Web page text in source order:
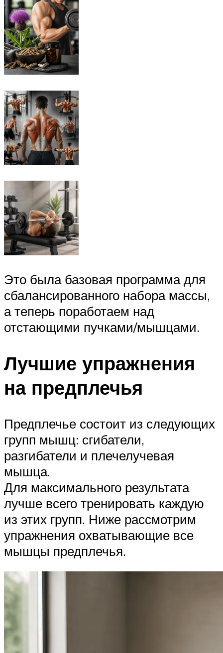
Это была базовая программа для
сбалансированного набора массы,
а теперь поработаем над
отстающими пучками/мышцами.
Лучшие упражнения
на предплечья
Предплечье состоит из следующих
групп мышц: сгибатели,
разгибатели и плечелучевая
мышца.
Для максимального результата
лучше всего тренировать каждую
из этих групп. Ниже рассмотрим
упражнения охватывающие все
мышцы предплечья.